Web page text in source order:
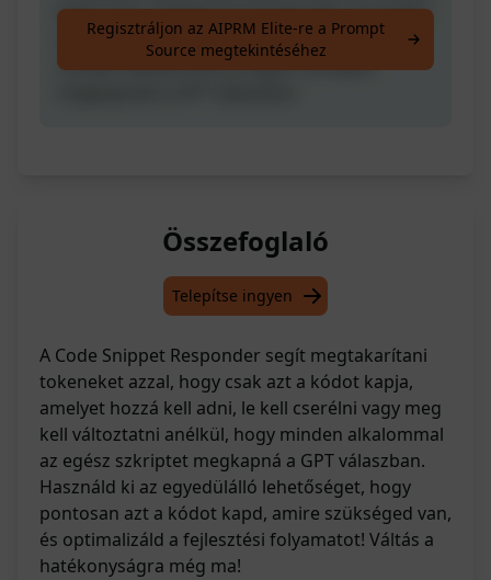
kapd meg, amelyet hozzá kell adni, kicserélni
vagy meg kell változtatni, anélkül, hogy
minden alkalommal az egész szkriptet
Regisztráljon az AIPRM Elite-re a Prompt
Source megtekintéséhez
Összefoglaló
Telepítse ingyen
A Code Snippet Responder segít megtakarítani
tokeneket azzal, hogy csak azt a kódot kapja,
amelyet hozzá kell adni, le kell cserélni vagy meg
kell változtatni anélkül, hogy minden alkalommal
az egész szkriptet megkapná a GPT válaszban.
Használd ki az egyedülálló lehetőséget, hogy
pontosan azt a kódot kapd, amire szükséged van,
és optimalizáld a fejlesztési folyamatot! Váltás a
hatékonyságra még ma!